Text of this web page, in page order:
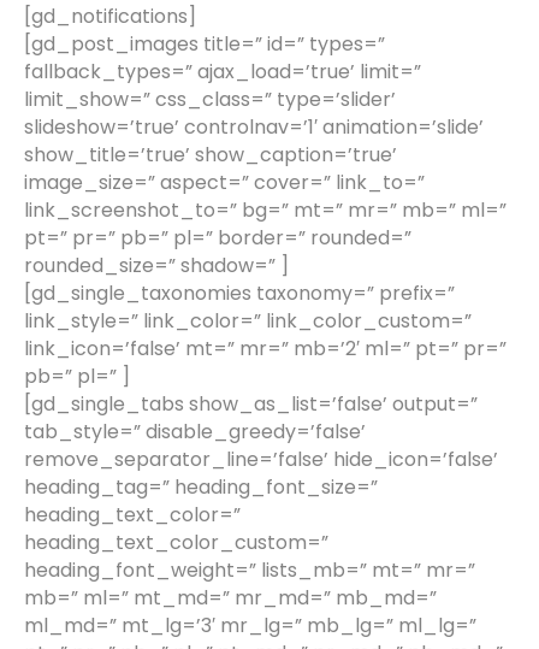
[gd_notifications]
[gd_post_images title=” id=” types=”
fallback_types=” ajax_load=’true’ limit=”
limit_show=” css_class=” type=’slider’
slideshow=’true’ controlnav=’1′ animation=’slide’
show_title=’true’ show_caption=’true’
image_size=” aspect=” cover=” link_to=”
link_screenshot_to=” bg=” mt=” mr=” mb=” ml=”
pt=” pr=” pb=” pl=” border=” rounded=”
rounded_size=” shadow=” ]
[gd_single_taxonomies taxonomy=” prefix=”
link_style=” link_color=” link_color_custom=”
link_icon=’false’ mt=” mr=” mb=’2′ ml=” pt=” pr=”
pb=” pl=” ]
[gd_single_tabs show_as_list=’false’ output=”
tab_style=” disable_greedy=’false’
remove_separator_line=’false’ hide_icon=’false’
heading_tag=” heading_font_size=”
heading_text_color=”
heading_text_color_custom=”
heading_font_weight=” lists_mb=” mt=” mr=”
mb=” ml=” mt_md=” mr_md=” mb_md=”
ml_md=” mt_lg=’3′ mr_lg=” mb_lg=” ml_lg=”